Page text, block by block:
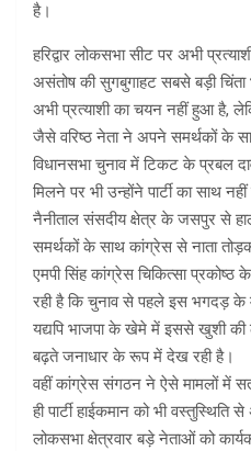
है।
हरिद्वार लोकसभा सीट पर अभी
असंतोष की सुगबुगाहट सबसे बड़ी चिंता
अभी प्रत्याशी का चयन नहीं हुआ है,
जैसे वरिष्ठ नेता ने अपने समर्थकों के
विधानसभा चुनाव में टिकट के प्रबल
मिलने पर भी उन्होंने पार्टी का साथ
नैनीताल संसदीय क्षेत्र के जसपुर से
समर्थकों के साथ कांग्रेस से नाता
एमपी सिंह कांग्रेस चिकित्सा प्रकोष्ठ
रही है कि चुनाव से पहले इस भगदड़ के
यद्यपि भाजपा के खेमे में इससे खुशी
बढ़ते जनाधार के रूप में देख रही है।
वहीं कांग्रेस संगठन ने ऐसे मामलों में
ही पार्टी हाईकमान को भी
लोकसभा क्षेत्रवार बड़े नेताओं को